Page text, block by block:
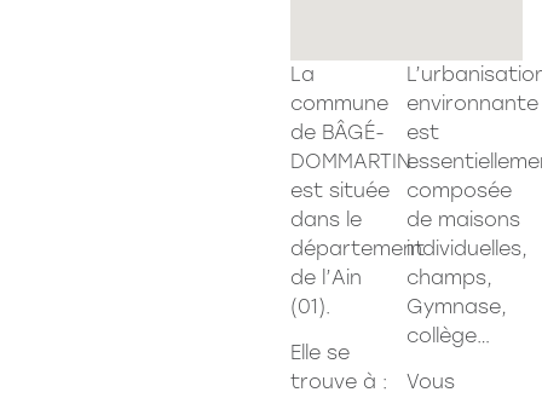
La
commune
de BÂGÉ-
DOMMARTIN
est située
dans le
département
de l’Ain
(01).
Elle se
trouve à :
environnante
est
composée
de maisons
individuelles,
champs,
Gymnase,
collège…
Vous